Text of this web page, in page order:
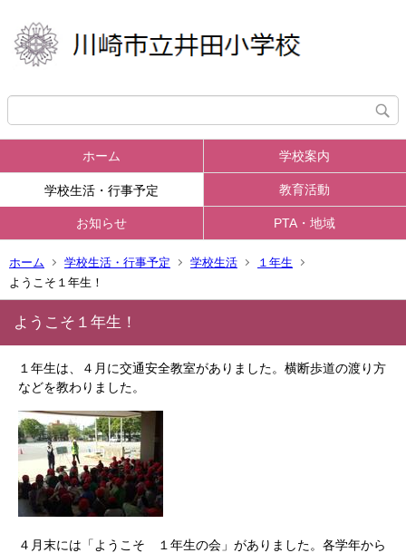
ホーム 学校案内
学校生活・行事予定 教育活動
お知らせ PTA・地域
ホーム 学校生活・行事予定 学校生活
１年生
ようこそ１年生！
ようこそ１年生！
１年生は、４月に交通安全教室がありました。横断歩道の渡り方
などを教わりました。
４月末には「ようこそ １年生の会」がありました。各学年から